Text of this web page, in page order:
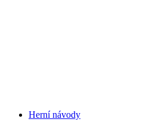
Herní návody